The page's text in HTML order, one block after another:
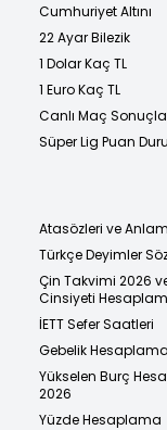
Cumhuriyet Altını
22 Ayar Bilezik
1 Dolar Kaç TL
1 Euro Kaç TL
Canlı Maç
Süper Lig Puan
Atasözleri ve
Türkçe Deyimler
Çin Takvimi 2026
Cinsiyeti
İETT Sefer Saatleri
Gebelik Hesaplama
Yükselen Burç
2026
Yüzde Hesaplama